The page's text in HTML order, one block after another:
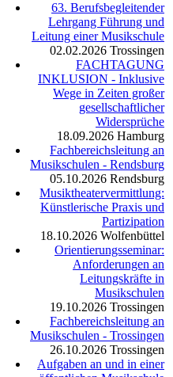
63. Berufsbegleitender
Lehrgang Führung und
Leitung einer Musikschule
02.02.2026 Trossingen
FACHTAGUNG
INKLUSION - Inklusive
Wege in Zeiten großer
gesellschaftlicher
Widersprüche
18.09.2026 Hamburg
Fachbereichsleitung an
Musikschulen - Rendsburg
05.10.2026 Rendsburg
Musiktheatervermittlung:
Künstlerische Praxis und
Partizipation
18.10.2026 Wolfenbüttel
Orientierungsseminar:
Anforderungen an
Leitungskräfte in
Musikschulen
19.10.2026 Trossingen
Fachbereichsleitung an
Musikschulen - Trossingen
26.10.2026 Trossingen
Aufgaben an und in einer